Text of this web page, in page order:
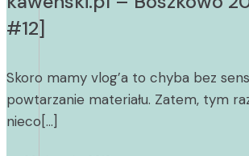
#12]
Skoro mamy vlog’a to chyba bez
powtarzanie materiału. Zatem, tym
nieco[…]